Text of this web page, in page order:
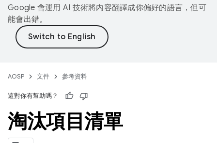
Google 會運用 AI 技術將內容翻譯成你偏好的語言，但可
能會出錯。
AOSP 文件 參考資料
這對你有幫助嗎？
淘汰項目清單